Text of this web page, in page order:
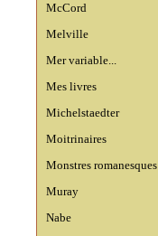
McCord
Melville
Mer variable...
Mes livres
Michelstaedter
Moitrinaires
Monstres romanesques
Muray
Nabe